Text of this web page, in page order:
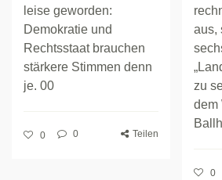
leise geworden:
Demokratie und
Rechtsstaat brauchen
stärkere Stimmen denn
je. 00
0 0 Teilen
aus,
zu
dem
0